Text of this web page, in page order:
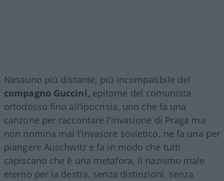
Nessuno più distante, più incompatibile del
compagno Guccini, epitome del comunista
ortodosso fino all’ipocrisia, uno che fa una
canzone per raccontare l’invasione di Praga ma
non nomina mai l’invasore sovietico, ne fa una per
piangere Auschwitz e fa in modo che tutti
capiscano che è una metafora, il nazismo male
eterno per la destra, senza distinzioni, senza